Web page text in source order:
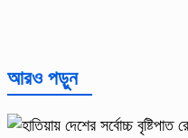
আরও পড়ুন